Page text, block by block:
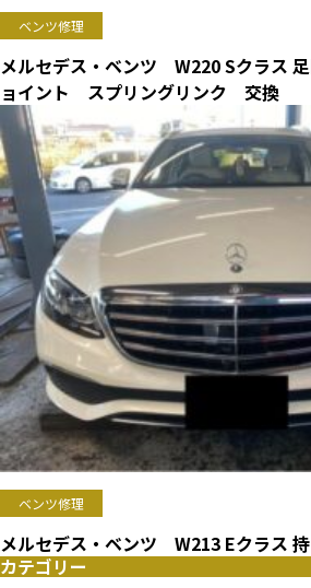
ベンツ修理
メルセデス・ベンツ W220 Sクラス
ョイント スプリングリンク 交換
ベンツ修理
メルセデス・ベンツ W213 Eクラス
カテゴリー